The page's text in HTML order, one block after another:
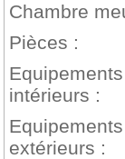
Chambre
Pièces :
Equipements
intérieurs :
Equipements
extérieurs :